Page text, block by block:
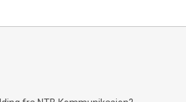
økonomi. Analysen blir gjort i